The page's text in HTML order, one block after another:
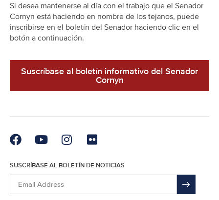
Si desea mantenerse al día con el trabajo que el Senador
Cornyn está haciendo en nombre de los tejanos, puede
inscribirse en el boletín del Senador haciendo clic en el
botón a continuación.
Suscríbase al boletín informativo del Senador
Cornyn
SUSCRÍBASE AL BOLETÍN DE NOTICIAS